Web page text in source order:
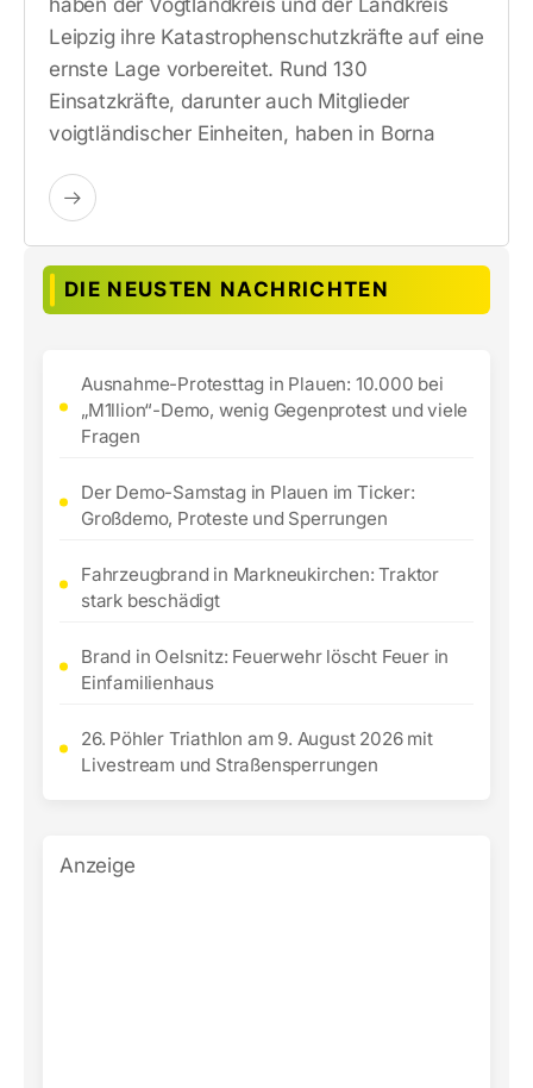
haben der Vogtlandkreis und der Landkreis
Leipzig ihre Katastrophenschutzkräfte auf eine
ernste Lage vorbereitet. Rund 130
Einsatzkräfte, darunter auch Mitglieder
voigtländischer Einheiten, haben in Borna
DIE NEUSTEN NACHRICHTEN
Ausnahme-Protesttag in Plauen: 10.000 bei
„M1llion“-Demo, wenig Gegenprotest und viele
Fragen
Der Demo-Samstag in Plauen im Ticker:
Großdemo, Proteste und Sperrungen
Fahrzeugbrand in Markneukirchen: Traktor
stark beschädigt
Brand in Oelsnitz: Feuerwehr löscht Feuer in
Einfamilienhaus
26. Pöhler Triathlon am 9. August 2026 mit
Livestream und Straßensperrungen
Anzeige